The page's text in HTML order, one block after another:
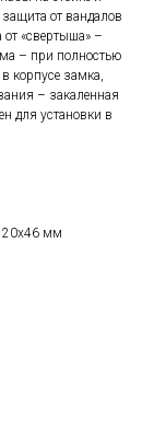
от вандалов
от «свертыша» –
– при полностью
корпусе замка,
– закаленная
для установки в
мм